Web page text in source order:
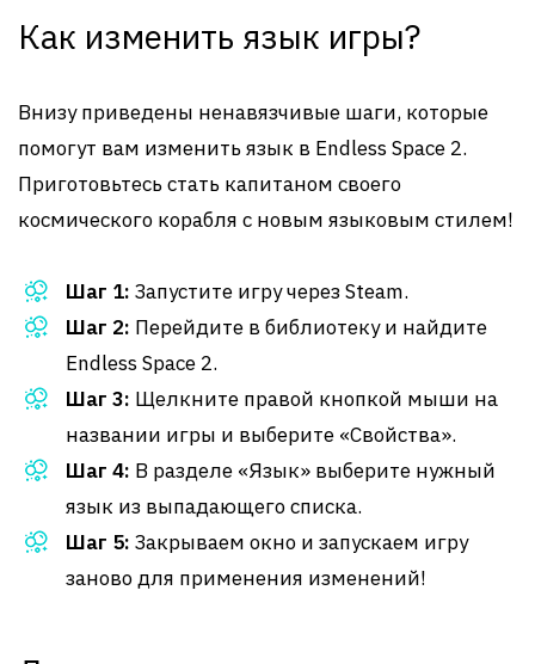
Как изменить язык игры?
Внизу приведены ненавязчивые шаги, которые
помогут вам изменить язык в Endless Space 2.
Приготовьтесь стать капитаном своего
космического корабля с новым языковым стилем!
Шаг 1: Запустите игру через Steam.
Шаг 2: Перейдите в библиотеку и найдите
Endless Space 2.
Шаг 3: Щелкните правой кнопкой мыши на
названии игры и выберите «Свойства».
Шаг 4: В разделе «Язык» выберите нужный
язык из выпадающего списка.
Шаг 5: Закрываем окно и запускаем игру
заново для применения изменений!